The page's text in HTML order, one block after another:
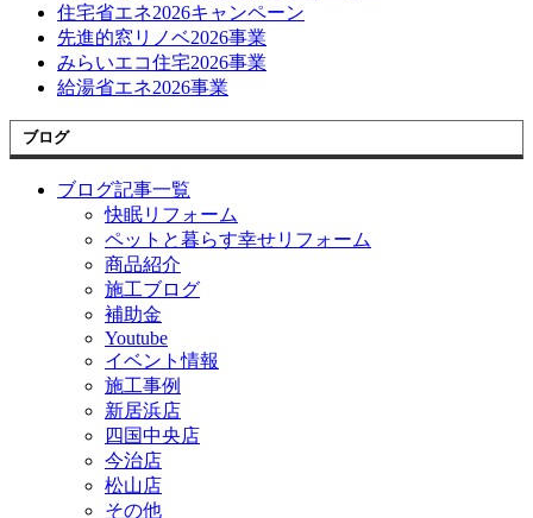
住宅省エネ2026キャンペーン
先進的窓リノベ2026事業
みらいエコ住宅2026事業
給湯省エネ2026事業
ブログ
ブログ記事一覧
快眠リフォーム
ペットと暮らす幸せリフォーム
商品紹介
施工ブログ
補助金
Youtube
イベント情報
施工事例
新居浜店
四国中央店
今治店
松山店
その他